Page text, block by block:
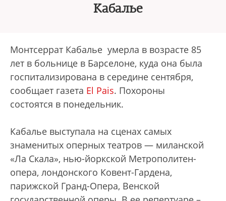
Кабалье
Монтсеррат Кабалье умерла в возрасте 85
лет в больнице в Барселоне, куда она была
госпитализирована в середине сентября,
сообщает газета El Pais. Похороны
состоятся в понедельник.
Кабалье выступала на сценах самых
знаменитых оперных театров — миланской
«Ла Скала», нью-йоркской Метрополитен-
опера, лондонского Ковент-Гардена,
парижской Гранд-Опера, Венской